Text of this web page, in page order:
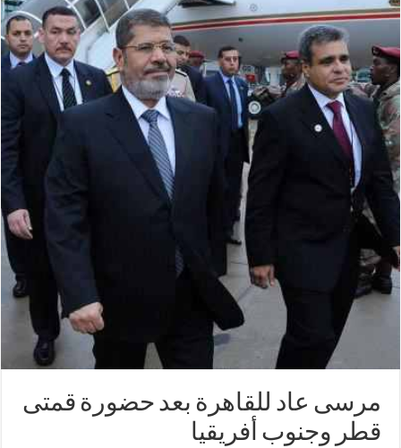
مرسى عاد للقاهرة بعد حضورة قمتى
قطر وجنوب أفريقيا